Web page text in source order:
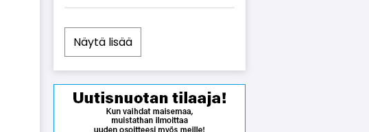
Näytä lisää